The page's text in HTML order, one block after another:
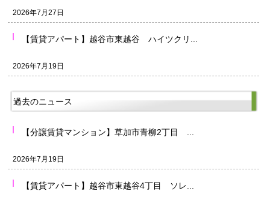
2026年7月27日
【賃貸アパート】越谷市東越谷 ハイツクリ...
2026年7月19日
過去のニュース
【分譲賃貸マンション】草加市青柳2丁目 ...
2026年7月19日
【賃貸アパート】越谷市東越谷4丁目 ソレ...